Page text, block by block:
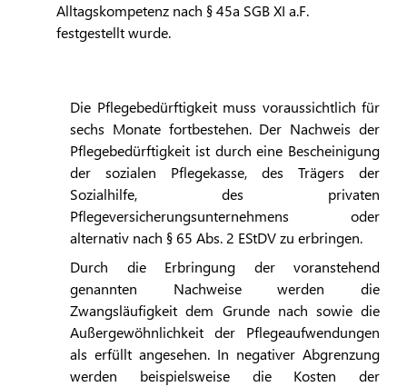
Alltagskompetenz nach § 45a SGB XI a.F.
festgestellt wurde.
Die Pflegebedürftigkeit muss voraussichtlich für
sechs Monate fortbestehen. Der Nachweis der
Pflegebedürftigkeit ist durch eine Bescheinigung
der sozialen Pflegekasse, des Trägers der
Sozialhilfe, des privaten
Pflegeversicherungsunternehmens oder
alternativ nach § 65 Abs. 2 EStDV zu erbringen.
Durch die Erbringung der voranstehend
genannten Nachweise werden die
Zwangsläufigkeit dem Grunde nach sowie die
Außergewöhnlichkeit der Pflegeaufwendungen
als erfüllt angesehen. In negativer Abgrenzung
werden beispielsweise die Kosten der